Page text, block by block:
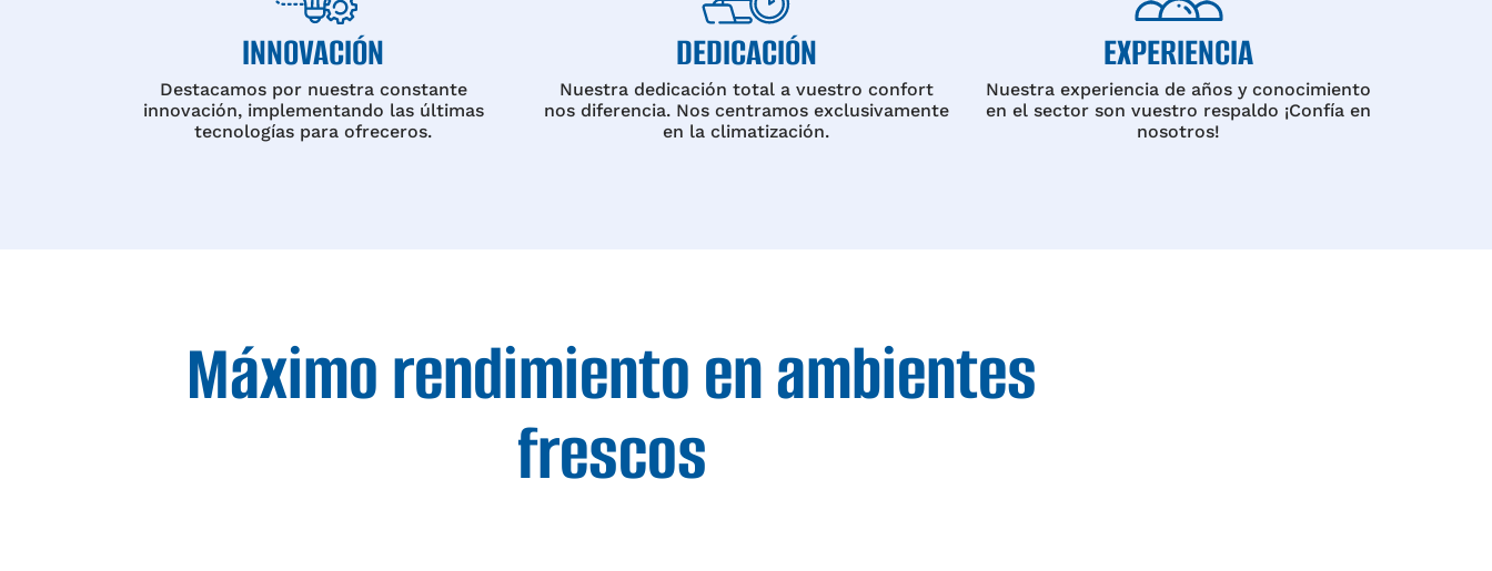
INNOVACIÓN
Destacamos por nuestra constante
innovación, implementando las últimas
tecnologías para ofreceros.
DEDICACIÓN
Nuestra dedicación total a vuestro confort
nos diferencia. Nos centramos exclusivamente
en la climatización.
EXPERIENCIA
Nuestra experiencia de años y conocimiento
en el sector son vuestro respaldo ¡Confía en
nosotros!
Máximo rendimiento en ambientes
frescos